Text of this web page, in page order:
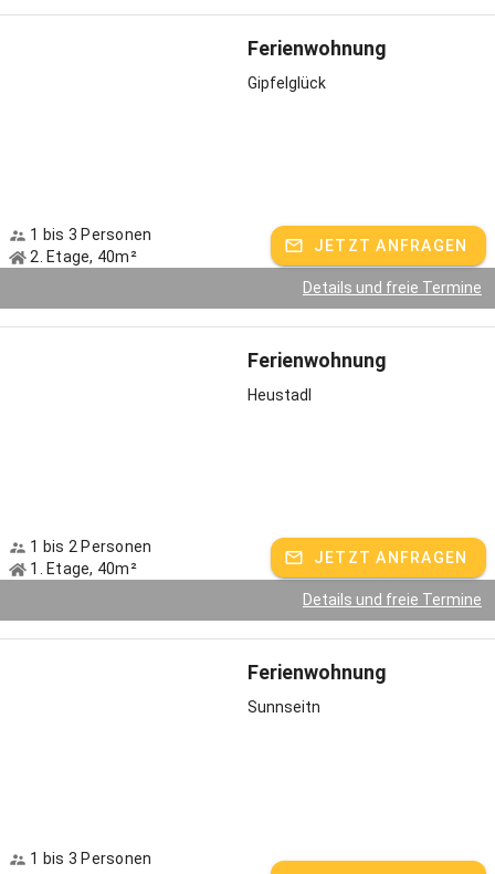
Ferienwohnung
Gipfelglück
1 bis 3 Personen
2. Etage, 40m²
JETZT ANFRAGEN
Details und freie Termine
Ferienwohnung
Heustadl
1 bis 2 Personen
1. Etage, 40m²
JETZT ANFRAGEN
Details und freie Termine
Ferienwohnung
Sunnseitn
1 bis 3 Personen